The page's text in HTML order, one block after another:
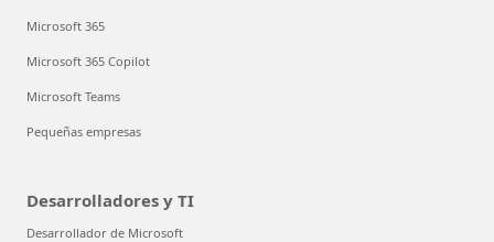
Microsoft 365
Microsoft 365 Copilot
Microsoft Teams
Pequeñas empresas
Desarrolladores y TI
Desarrollador de Microsoft